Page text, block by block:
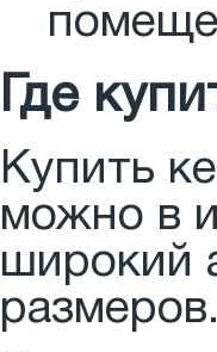
Где
Купить
можно в
широкий
размеров.